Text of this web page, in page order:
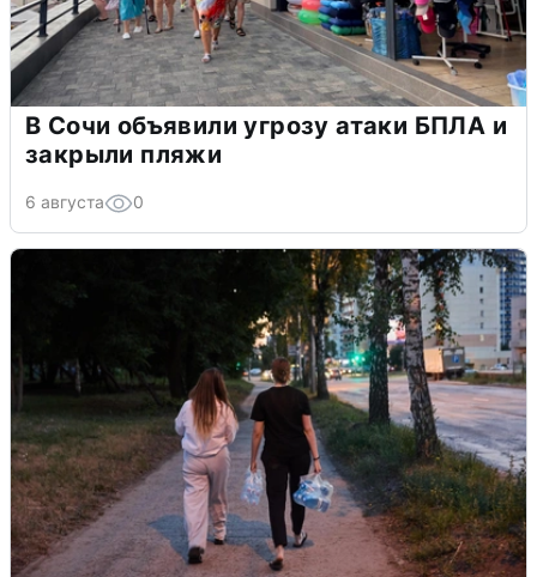
В Сочи объявили угрозу атаки БПЛА и
закрыли пляжи
6 августа 0